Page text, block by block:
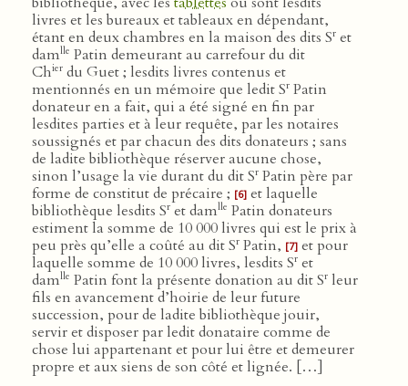
livres et les bureaux et tableaux en dépendant,
étant en deux chambres en la maison des dits Sr et
damlle Patin demeurant au carrefour du dit
Chier du Guet ; lesdits livres contenus et
mentionnés en un mémoire que ledit Sr Patin
donateur en a fait, qui a été signé en fin par
lesdites parties et à leur requête, par les notaires
soussignés et par chacun des dits donateurs ; sans
de ladite bibliothèque réserver aucune chose,
sinon l’usage la vie durant du dit Sr Patin père par
forme de constitut de précaire ; [6] et laquelle
bibliothèque lesdits Sr et damlle Patin donateurs
estiment la somme de 10 000 livres qui est le prix à
peu près qu’elle a coûté au dit Sr Patin, [7] et pour
laquelle somme de 10 000 livres, lesdits Sr et
damlle Patin font la présente donation au dit Sr leur
fils en avancement d’hoirie de leur future
succession, pour de ladite bibliothèque jouir,
servir et disposer par ledit donataire comme de
chose lui appartenant et pour lui être et demeurer
propre et aux siens de son côté et lignée. […]